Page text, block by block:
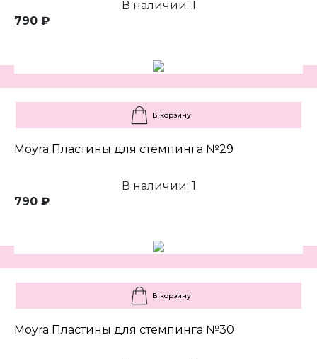
В наличии: 1
790 ₽
В корзину
Moyra Пластины для стемпинга №29
В наличии: 1
790 ₽
В корзину
Moyra Пластины для стемпинга №30